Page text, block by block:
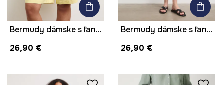
Bermudy dámske s ľanom hladké
26,90 €
Bermudy dámske s ľanom hladké
26,90 €